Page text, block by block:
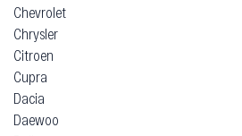
Chevrolet
Chrysler
Citroen
Cupra
Dacia
Daewoo